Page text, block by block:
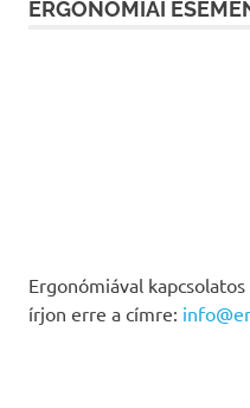
ERGONÓMIAI
Ergonómiával
írjon erre a címre: